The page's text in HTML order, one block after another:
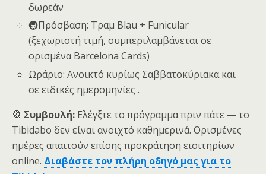
δωρεάν
🚇Πρόσβαση: Τραμ Blau + Funicular
(ξεχωριστή τιμή, συμπεριλαμβάνεται σε
ορισμένα Barcelona Cards)
Ωράριο: Ανοικτό κυρίως Σαββατοκύριακα και
σε ειδικές ημερομηνίες .
🎡 Συμβουλή: Ελέγξτε το πρόγραμμα πριν πάτε — το
Tibidabo δεν είναι ανοιχτό καθημερινά. Ορισμένες
ημέρες απαιτούν επίσης προκράτηση εισιτηρίων
online. Διαβάστε τον πλήρη οδηγό μας για το